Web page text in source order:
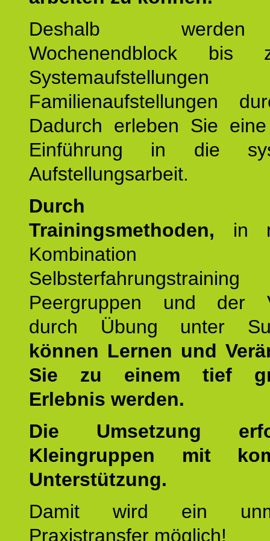
Deshalb
Wochenendblock bis
Familienaufstellungen
Dadurch erleben Sie
Einführung in die
Aufstellungsarbeit.
Durch
Trainingsmethoden, in
Peergruppen und der
durch Übung unter
können Lernen und
Sie zu einem tief
Erlebnis werden.
Die Umsetzung
Kleingruppen mit
Unterstützung.
Damit wird ein
Praxistransfer möglich!